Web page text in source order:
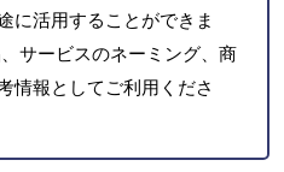
に活用することができま
サービスのネーミング、商
情報としてご利用くださ